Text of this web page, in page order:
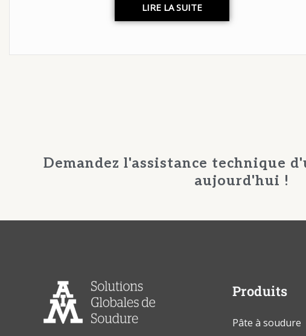
LIRE LA SUITE
Demandez l'assistance technique
aujourd'hui !
Produits
Pâte à soudure